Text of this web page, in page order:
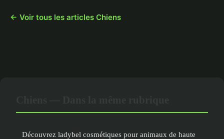
← Voir tous les articles Chiens
Découvrez ladybel cosmétiques pour animaux de haute